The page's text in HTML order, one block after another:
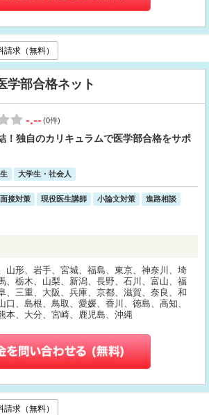
求（無料）
学部合格ネット
-.--(0件)
！独自のカリキュラムで医学部合格をサポ
大学生・社会人
面接対策 現役医生講師 小論文対策
進路相談
山形、岩手、宮城、福島、東京、神奈川、埼
、栃木、山梨、新潟、長野、石川、富山、福
、三重、大阪、兵庫、京都、滋賀、奈良、和
口、島根、鳥取、愛媛、香川、徳島、高知、
本、大分、宮崎、鹿児島、沖縄
求（無料）